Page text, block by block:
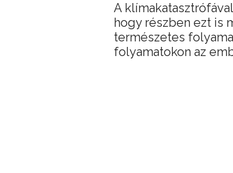
A
hogy részben ezt is
természetes
folyamatokon az